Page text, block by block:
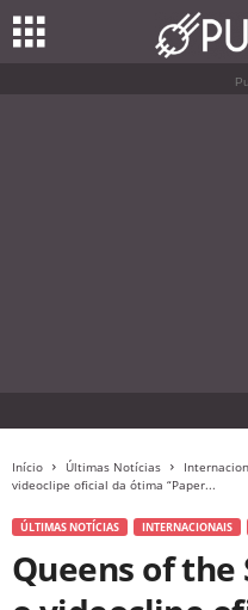
Início Últimas Notícias
videoclipe oficial da ótima “Paper...
ÚLTIMAS NOTÍCIAS INTERNACIONAIS
Queens of the